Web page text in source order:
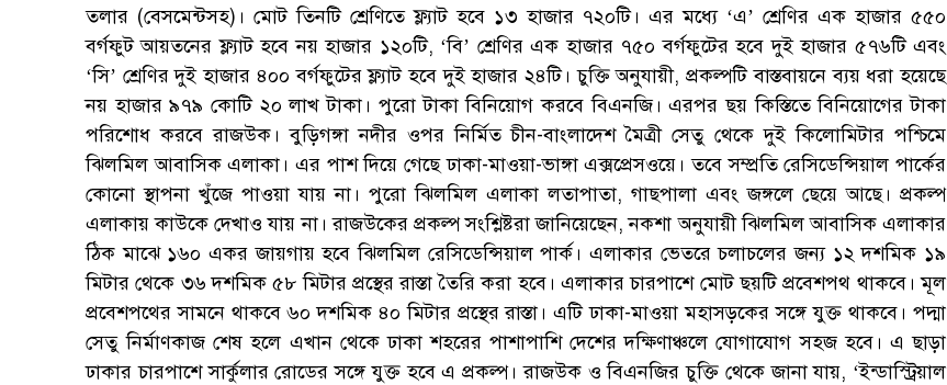
তলার (বেসমেন্টসহ)। মোট তিনটি শ্রেণিতে ফ্ল্যাট হবে ১৩ হাজার ৭২০টি। এর মধ্যে ‘এ’ শ্রেণির এক হাজার ৫৫০
বর্গফুট আয়তনের ফ্ল্যাট হবে নয় হাজার ১২০টি, ‘বি’ শ্রেণির এক হাজার ৭৫০ বর্গফুটের হবে দুই হাজার ৫৭৬টি এবং
‘সি’ শ্রেণির দুই হাজার ৪০০ বর্গফুটের ফ্ল্যাট হবে দুই হাজার ২৪টি। চুক্তি অনুযায়ী, প্রকল্পটি বাস্তবায়নে ব্যয় ধরা হয়েছে
নয় হাজার ৯৭৯ কোটি ২০ লাখ টাকা। পুরো টাকা বিনিয়োগ করবে বিএনজি। এরপর ছয় কিস্তিতে বিনিয়োগের টাকা
পরিশোধ করবে রাজউক। বুড়িগঙ্গা নদীর ওপর নির্মিত চীন-বাংলাদেশ মৈত্রী সেতু থেকে দুই কিলোমিটার পশ্চিমে
ঝিলমিল আবাসিক এলাকা। এর পাশ দিয়ে গেছে ঢাকা-মাওয়া-ভাঙ্গা এক্সপ্রেসওয়ে। তবে সম্প্রতি রেসিডেন্সিয়াল পার্কের
কোনো স্থাপনা খুঁজে পাওয়া যায় না। পুরো ঝিলমিল এলাকা লতাপাতা, গাছপালা এবং জঙ্গলে ছেয়ে আছে। প্রকল্প
এলাকায় কাউকে দেখাও যায় না। রাজউকের প্রকল্প সংশ্লিষ্টরা জানিয়েছেন, নকশা অনুযায়ী ঝিলমিল আবাসিক এলাকার
ঠিক মাঝে ১৬০ একর জায়গায় হবে ঝিলমিল রেসিডেন্সিয়াল পার্ক। এলাকার ভেতরে চলাচলের জন্য ১২ দশমিক ১৯
মিটার থেকে ৩৬ দশমিক ৫৮ মিটার প্রস্থের রাস্তা তৈরি করা হবে। এলাকার চারপাশে মোট ছয়টি প্রবেশপথ থাকবে। মূল
প্রবেশপথের সামনে থাকবে ৬০ দশমিক ৪০ মিটার প্রস্থের রাস্তা। এটি ঢাকা-মাওয়া মহাসড়কের সঙ্গে যুক্ত থাকবে। পদ্মা
সেতু নির্মাণকাজ শেষ হলে এখান থেকে ঢাকা শহরের পাশাপাশি দেশের দক্ষিণাঞ্চলে যোগাযোগ সহজ হবে। এ ছাড়া
ঢাকার চারপাশে সার্কুলার রোডের সঙ্গে যুক্ত হবে এ প্রকল্প। রাজউক ও বিএনজির চুক্তি থেকে জানা যায়, ‘ইন্ডাস্ট্রিয়াল